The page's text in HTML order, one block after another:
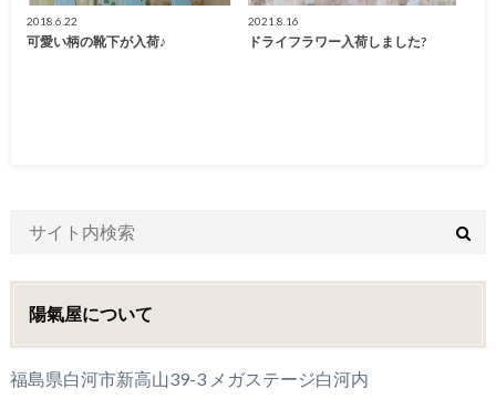
2018.6.22
可愛い柄の靴下が入荷♪
2021.8.16
ドライフラワー入荷しました?
陽氣屋について
福島県白河市新高山39-3 メガステージ白河内